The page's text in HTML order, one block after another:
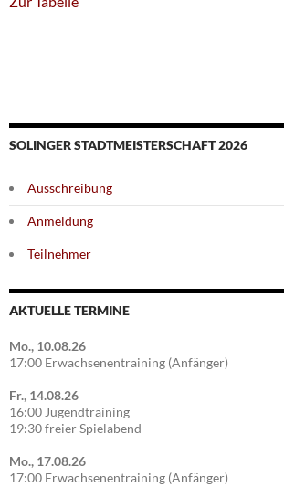
SOLINGER STADTMEISTERSCHAFT 2026
Ausschreibung
Anmeldung
Teilnehmer
AKTUELLE TERMINE
Mo., 10.08.26
17:00 Erwachsenentraining (Anfänger)
Fr., 14.08.26
16:00 Jugendtraining
19:30 freier Spielabend
Mo., 17.08.26
17:00 Erwachsenentraining (Anfänger)